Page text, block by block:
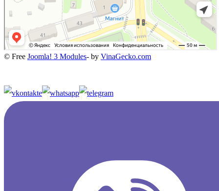
© Free Joomla! 3 Modules- by VinaGecko.com